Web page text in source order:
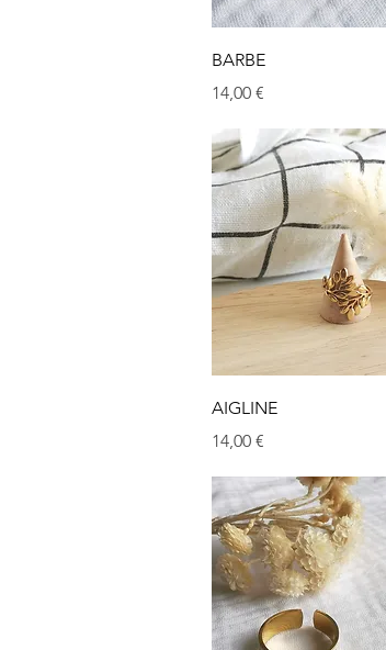
BARBE
Prix
14,00 €
AIGLINE
Prix
14,00 €